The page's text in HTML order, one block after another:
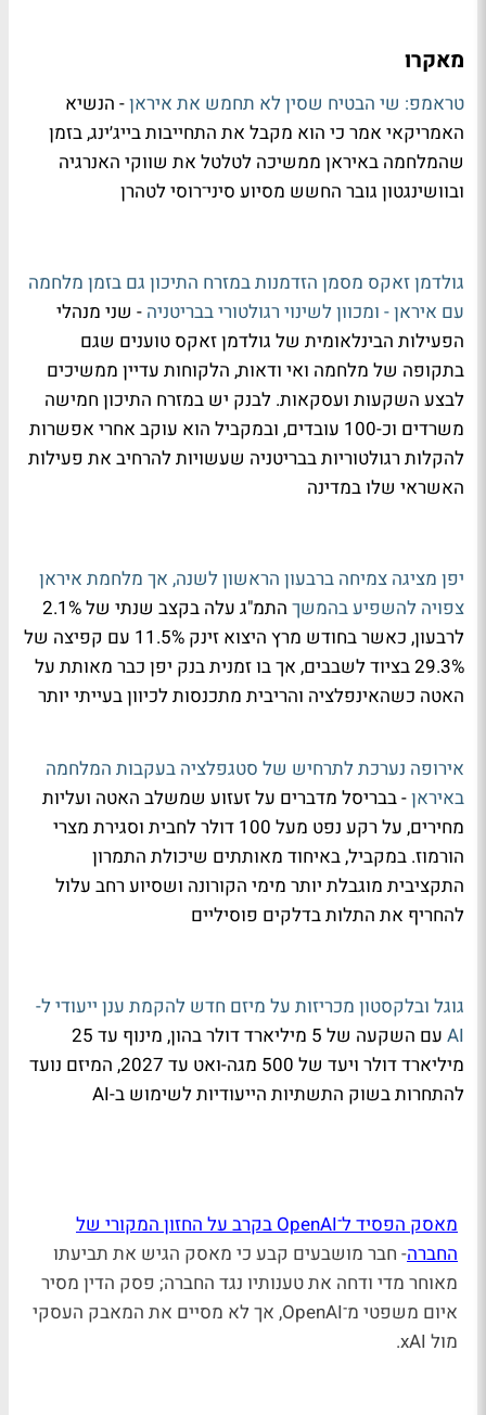
מאקרו
טראמפ: שי הבטיח שסין לא תחמש את איראן- הנשיא
האמריקאי אמר כי הוא מקבל את התחייבות בייג׳ינג, בזמן
שהמלחמה באיראן ממשיכה לטלטל את שווקי האנרגיה
ובוושינגטון גובר החשש מסיוע סיני־רוסי לטהרן
גולדמן זאקס מסמן הזדמנות במזרח התיכון גם בזמן מלחמה
עם איראן - ומכוון לשינוי רגולטורי בבריטניה - שני מנהלי
הפעילות הבינלאומית של גולדמן זאקס טוענים שגם
בתקופה של מלחמה ואי ודאות, הלקוחות עדיין ממשיכים
לבצע השקעות ועסקאות. לבנק יש במזרח התיכון חמישה
משרדים וכ-100 עובדים, ובמקביל הוא עוקב אחרי אפשרות
להקלות רגולטוריות בבריטניה שעשויות להרחיב את פעילות
האשראי שלו במדינה
יפן מציגה צמיחה ברבעון הראשון לשנה, אך מלחמת איראן
צפויה להשפיע בהמשך
התמ"ג עלה בקצב שנתי של 2.1%
לרבעון, כאשר בחודש מרץ היצוא זינק 11.5% עם קפיצה של
29.3% בציוד לשבבים, אך בו זמנית בנק יפן כבר מאותת על
האטה כשהאינפלציה והריבית מתכנסות לכיוון בעייתי יותר
אירופה נערכת לתרחיש של סטגפלציה בעקבות המלחמה
באיראן- בבריסל מדברים על זעזוע שמשלב האטה ועליות
מחירים, על רקע נפט מעל 100 דולר לחבית וסגירת מצרי
הורמוז. במקביל, באיחוד מאותתים שיכולת התמרון
התקציבית מוגבלת יותר מימי הקורונה ושסיוע רחב עלול
להחריף את התלות בדלקים פוסיליים
גוגל ובלקסטון מכריזות על מיזם חדש להקמת ענן ייעודי ל-
AI
עם השקעה של 5 מיליארד דולר בהון, מינוף עד 25
מיליארד דולר ויעד של 500 מגה-ואט עד 2027, המיזם נועד
להתחרות בשוק התשתיות הייעודיות לשימוש ב-AI
מאסק הפסיד ל־OpenAI בקרב על החזון המקורי של
החברה- חבר מושבעים קבע כי מאסק הגיש את תביעתו
מאוחר מדי ודחה את טענותיו נגד החברה; פסק הדין מסיר
איום משפטי מ־OpenAI, אך לא מסיים את המאבק העסקי
מול xAI.